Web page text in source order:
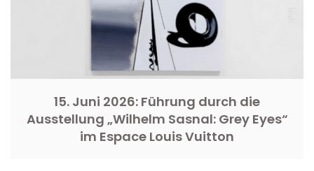
15. Juni 2026: Führung durch die
Ausstellung „Wilhelm Sasnal: Grey Eyes“
im Espace Louis Vuitton